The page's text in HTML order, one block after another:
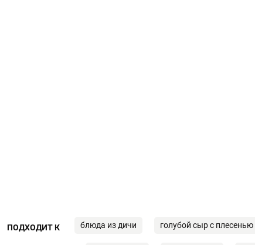
ПОДХОДИТ К блюда из дичи голубой сыр с плесенью